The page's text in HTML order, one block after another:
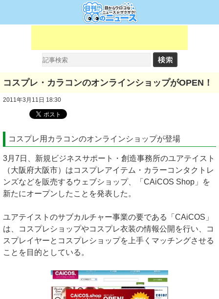
コスプレ・カラコンのオンラインショップがOPEN！
2011年3月11日 18:30
コスプレ用カラコンのオンラインショップが登場
3月7日、新規ビジネスサポート・創造事務所のユアテイスト
（大阪府大阪市）はコスプレアイテム・カラーコンタクトレ
ンズなどを販売するウェブショップ、「CAiCOS Shop」を
新たにオープンしたことを発表した。
ユアテイストのサブカルチャー事業の要である「CAiCOS」
は、コスプレショップやコスプレ衣装の情報公開を行い、コ
スプレイヤーとコスプレショップを上手くマッチングさせる
ことを目的としている。